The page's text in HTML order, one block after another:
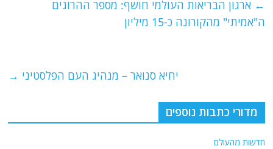
s
A
g
ra
l
er
e
b
k
← ארגון הבריאות העולמי חושף: מספר ההרוגים
ה"אמיתי" מהקורונה כ-15 מיליון
יחיא סנואר – מנהיג העם הפלסטיני →
מדורי כתבות נוספים
חדשות מהעולם